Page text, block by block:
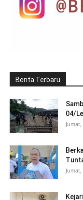
Berita Terbaru
04/